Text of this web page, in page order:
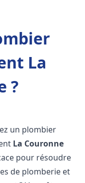
La
?
un plombier
La Couronne
pour résoudre
de plomberie et